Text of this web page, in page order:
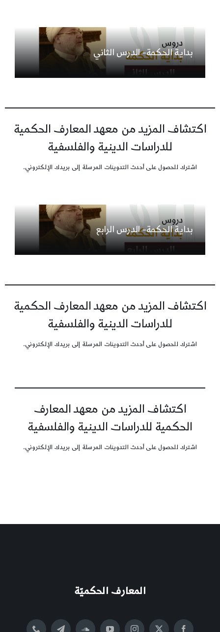
بداية الحكمة- الدرس الثاني
اكتشاف المزيد من معهد المعارف الحكمية
للدراسات الدينية والفلسفية
اشترك للحصول على أحدث التدوينات المرسلة إلى بريدك الإلكتروني.
بداية الحكمة- الدرس الرابع
اكتشاف المزيد من معهد المعارف الحكمية
للدراسات الدينية والفلسفية
اشترك للحصول على أحدث التدوينات المرسلة إلى بريدك الإلكتروني.
اكتشاف المزيد من معهد المعارف
الحكمية للدراسات الدينية والفلسفية
اشترك للحصول على أحدث التدوينات المرسلة إلى بريدك الإلكتروني.
المعارف الحكميّة